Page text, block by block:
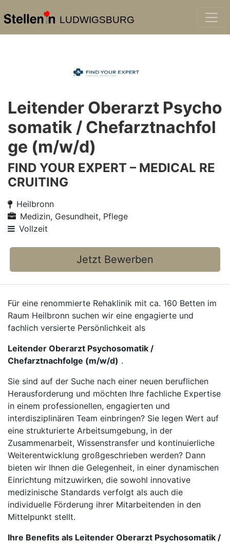
LUDWIGSBURG
Leitender Oberarzt Psycho
somatik / Chefarztnachfol
ge (m/w/d)
FIND YOUR EXPERT – MEDICAL RE
CRUITING
Heilbronn
Medizin, Gesundheit, Pflege
Vollzeit
Jetzt Bewerben
Für eine renommierte Rehaklinik mit ca. 160 Betten im
Raum Heilbronn suchen wir eine engagierte und
fachlich versierte Persönlichkeit als
Leitender Oberarzt Psychosomatik /
Chefarztnachfolge (m/w/d) .
Sie sind auf der Suche nach einer neuen beruflichen
Herausforderung und möchten Ihre fachliche Expertise
in einem professionellen, engagierten und
interdisziplinären Team einbringen? Sie legen Wert auf
eine strukturierte Arbeitsumgebung, in der
Zusammenarbeit, Wissenstransfer und kontinuierliche
Weiterentwicklung großgeschrieben werden? Dann
bieten wir Ihnen die Gelegenheit, in einer dynamischen
Einrichtung mitzuwirken, die sowohl innovative
medizinische Standards verfolgt als auch die
individuelle Förderung ihrer Mitarbeitenden in den
Mittelpunkt stellt.
Ihre Benefits als Leitender Oberarzt Psychosomatik /